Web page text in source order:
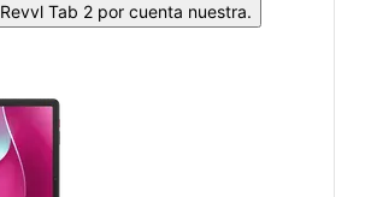
Tab 2 por cuenta nuestra.